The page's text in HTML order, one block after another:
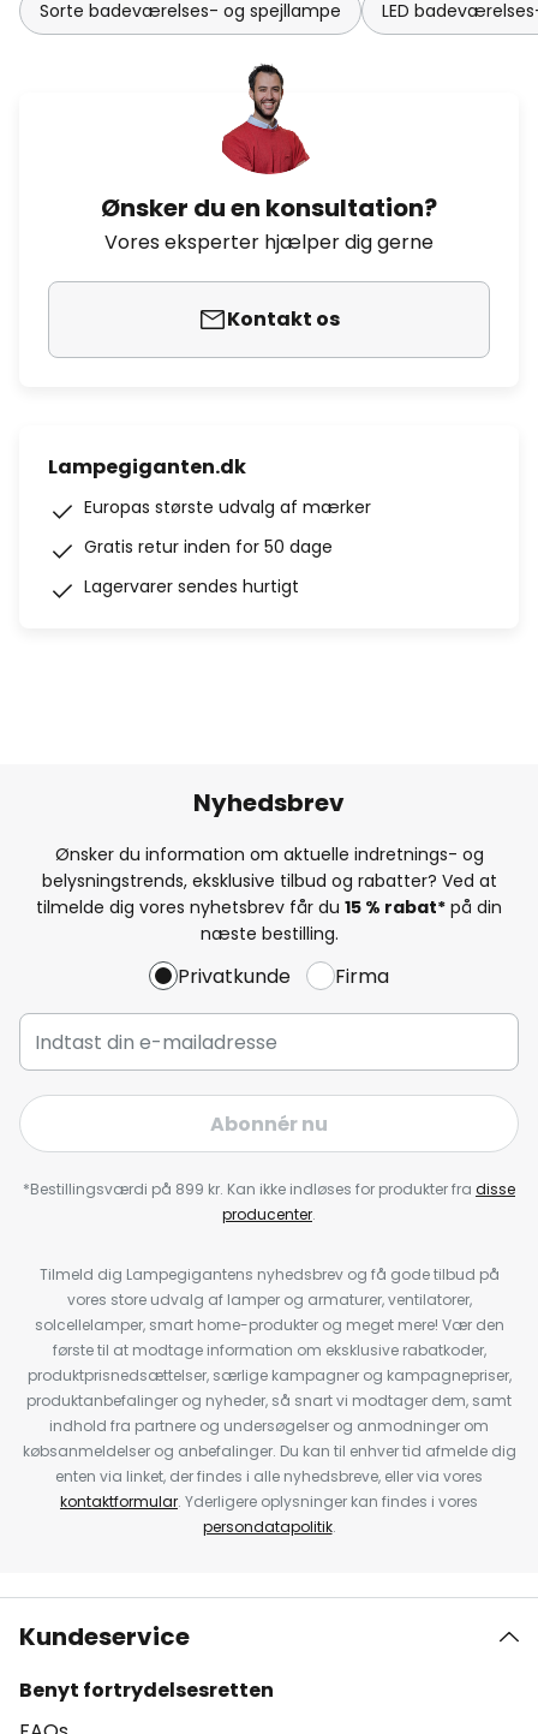
Sorte badeværelses- og spejllampe LED
Ønsker du en konsultation?
Vores eksperter hjælper dig gerne
Kontakt os
Lampegiganten.dk
Europas største udvalg af mærker
Gratis retur inden for 50 dage
Lagervarer sendes hurtigt
Nyhedsbrev
Ønsker du information om aktuelle indretnings- og
belysningstrends, eksklusive tilbud og rabatter? Ved at
tilmelde dig vores nyhetsbrev får du 15 % rabat* på din
næste bestilling.
Privatkunde Firma
Abonnér nu
*Bestillingsværdi på 899 kr. Kan ikke indløses for produkter fra disse
producenter.
Tilmeld dig Lampegigantens nyhedsbrev og få gode tilbud på
vores store udvalg af lamper og armaturer, ventilatorer,
solcellelamper, smart home-produkter og meget mere! Vær den
første til at modtage information om eksklusive rabatkoder,
produktprisnedsættelser, særlige kampagner og kampagnepriser,
produktanbefalinger og nyheder, så snart vi modtager dem, samt
indhold fra partnere og undersøgelser og anmodninger om
købsanmeldelser og anbefalinger. Du kan til enhver tid afmelde dig
enten via linket, der findes i alle nyhedsbreve, eller via vores
kontaktformular. Yderligere oplysninger kan findes i vores
persondatapolitik.
Kundeservice
Benyt fortrydelsesretten